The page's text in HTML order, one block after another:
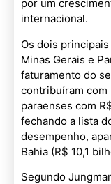
por um
internacional.
Os dois
Minas Gerais e
faturamento do
contribuíram com
paraenses com
fechando a lista
desempenho,
Bahia (R$ 10,1
Segundo